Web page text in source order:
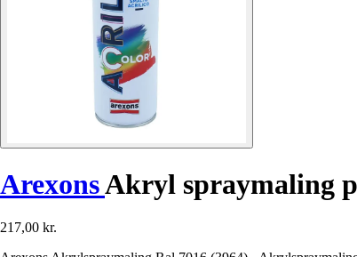
ArexonsAkryl spraymaling
217,00 kr.